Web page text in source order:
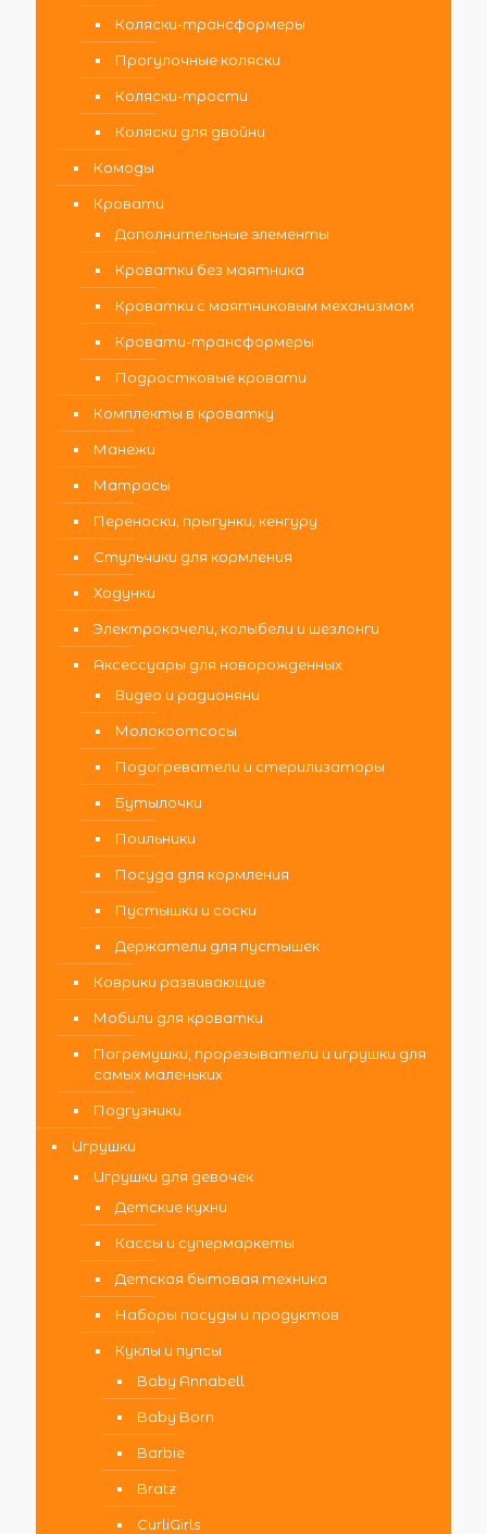
Коляски-трансформеры
Прогулочные коляски
Коляски-трости
Коляски для двойни
Комоды
Кровати
Дополнительные элементы
Кроватки без маятника
Кроватки с маятниковым механизмом
Кровати-трансформеры
Подростковые кровати
Комплекты в кроватку
Манежи
Матрасы
Переноски, прыгунки, кенгуру
Стульчики для кормления
Ходунки
Электрокачели, колыбели и шезлонги
Аксессуары для новорожденных
Видео и радионяни
Молокоотсосы
Подогреватели и стерилизаторы
Бутылочки
Поильники
Посуда для кормления
Пустышки и соски
Держатели для пустышек
Коврики развивающие
Мобили для кроватки
Погремушки, прорезыватели и игрушки для
самых маленьких
Подгузники
Игрушки
Игрушки для девочек
Детские кухни
Кассы и супермаркеты
Детская бытовая техника
Наборы посуды и продуктов
Куклы и пупсы
Baby Annabell
Baby Born
Barbie
Bratz
CurliGirls